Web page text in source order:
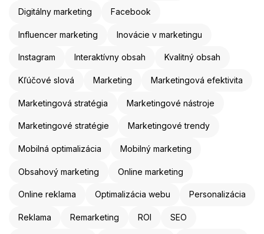
Digitálny marketing Facebook
Influencer marketing Inovácie v marketingu
Instagram Interaktívny obsah Kvalitný obsah
Kľúčové slová Marketing Marketingová efektivita
Marketingová stratégia Marketingové nástroje
Marketingové stratégie Marketingové trendy
Mobilná optimalizácia Mobilný marketing
Obsahový marketing Online marketing
Online reklama Optimalizácia webu Personalizácia
Reklama Remarketing ROI SEO